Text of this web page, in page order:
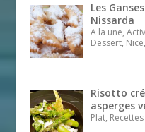
Les
Nissarda
A la une,
Dessert,
Risotto
asperges
Plat, Recettes